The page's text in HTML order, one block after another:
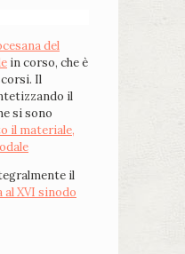
del
in corso, che è
Il
il
si sono
il materiale,
il
XVI sinodo